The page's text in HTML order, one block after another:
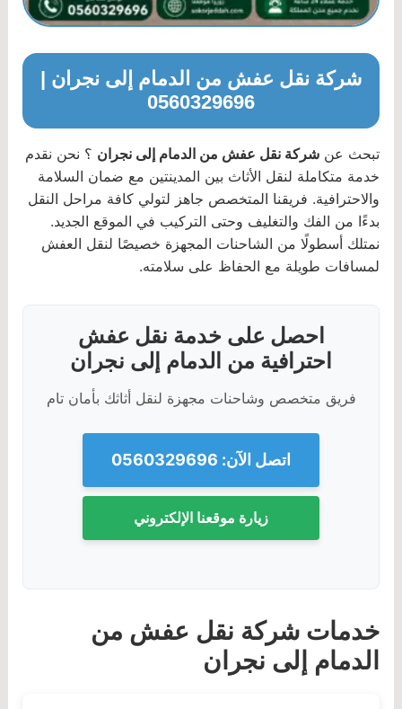
شركة نقل عفش من الدمام إلى نجران |
0560329696
تبحث عن شركة نقل عفش من الدمام إلى نجران ؟ نحن نقدم
خدمة متكاملة لنقل الأثاث بين المدينتين مع ضمان السلامة
والاحترافية. فريقنا المتخصص جاهز لتولي كافة مراحل النقل
بدءًا من الفك والتغليف وحتى التركيب في الموقع الجديد.
نمتلك أسطولًا من الشاحنات المجهزة خصيصًا لنقل العفش
لمسافات طويلة مع الحفاظ على سلامته.
احصل على خدمة نقل عفش
احترافية من الدمام إلى نجران
فريق متخصص وشاحنات مجهزة لنقل أثاثك بأمان تام
اتصل الآن: 0560329696
زيارة موقعنا الإلكتروني
خدمات شركة نقل عفش من
الدمام إلى نجران